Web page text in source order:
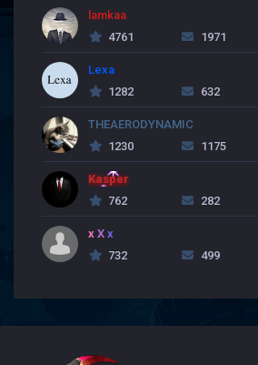
lamkaa
4761
1971
Lexa
1282
632
THEAERODYNAMIC
1230
1175
Kasper
762
282
x X x
732
499